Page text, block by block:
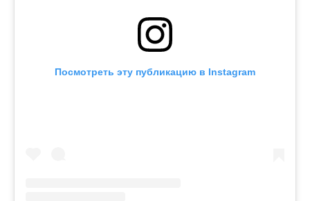
Посмотреть эту публикацию в Instagram